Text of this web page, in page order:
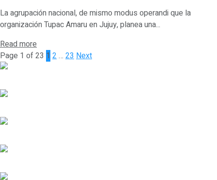
La agrupación nacional, de mismo modus operandi que la
organización Tupac Amaru en Jujuy, planea una...
Read more
Page 1 of 23 1 2 … 23 Next